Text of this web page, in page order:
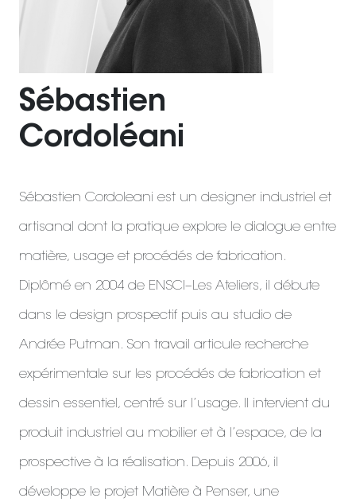
Sébastien
Cordoléani
Sébastien Cordoleani est un designer industriel et
artisanal dont la pratique explore le dialogue entre
matière, usage et procédés de fabrication.
Diplômé en 2004 de ENSCI–Les Ateliers, il débute
dans le design prospectif puis au studio de
Andrée Putman. Son travail articule recherche
expérimentale sur les procédés de fabrication et
dessin essentiel, centré sur l’usage. Il intervient du
produit industriel au mobilier et à l’espace, de la
prospective à la réalisation. Depuis 2006, il
développe le projet Matière à Penser, une